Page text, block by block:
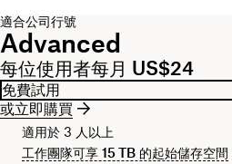
適合公司行號
Advanced
每位使用者每月 US$24
免費試用
或立即購買
適用於 3 人以上
工作團隊可享 15 TB 的起始儲存空間